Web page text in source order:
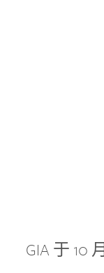
GIA 于 10